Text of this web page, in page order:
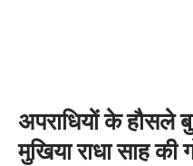
अपराधियों के हौसले
मुखिया राधा साह की